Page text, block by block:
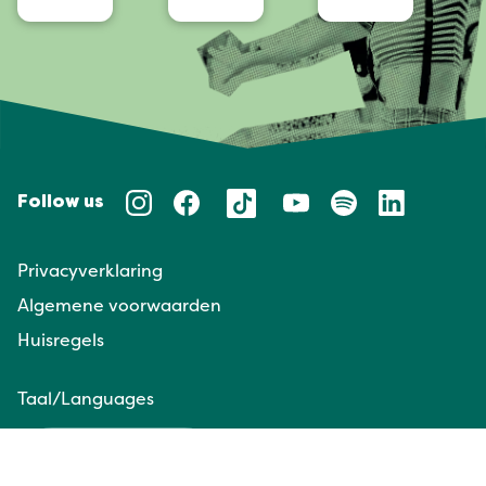
Follow us
Privacyverklaring
Algemene voorwaarden
Huisregels
Taal/Languages